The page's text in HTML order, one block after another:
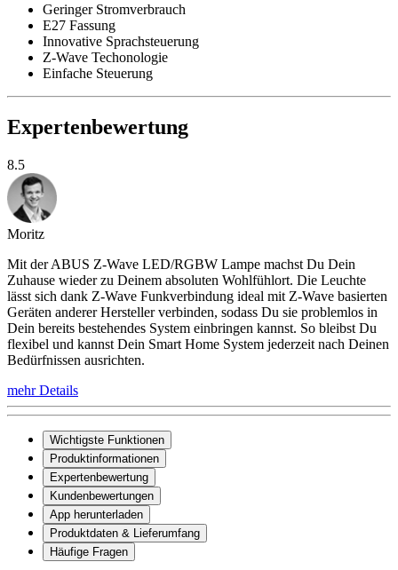
Geringer Stromverbrauch
E27 Fassung
Innovative Sprachsteuerung
Z-Wave Techonologie
Einfache Steuerung
Expertenbewertung
8.5
Moritz
Mit der ABUS Z-Wave LED/RGBW Lampe machst Du Dein
Zuhause wieder zu Deinem absoluten Wohlfühlort. Die Leuchte
lässt sich dank Z-Wave Funkverbindung ideal mit Z-Wave basierten
Geräten anderer Hersteller verbinden, sodass Du sie problemlos in
Dein bereits bestehendes System einbringen kannst. So bleibst Du
flexibel und kannst Dein Smart Home System jederzeit nach Deinen
Bedürfnissen ausrichten.
mehr Details
Wichtigste Funktionen
Produktinformationen
Expertenbewertung
Kundenbewertungen
App herunterladen
Produktdaten & Lieferumfang
Häufige Fragen